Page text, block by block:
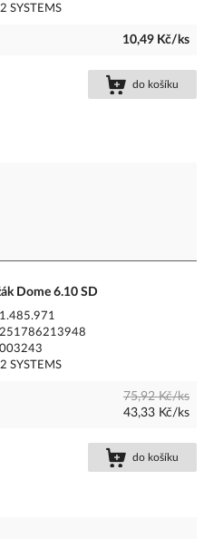
SYSTEMS
10,49 Kč/ks
do košíku
Dome 6.10 SD
SYSTEMS
75,92 Kč/ks
43,33 Kč/ks
do košíku